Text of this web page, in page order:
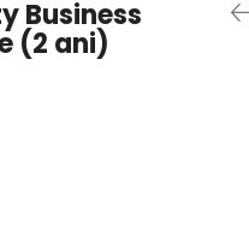
Business
(2 ani)